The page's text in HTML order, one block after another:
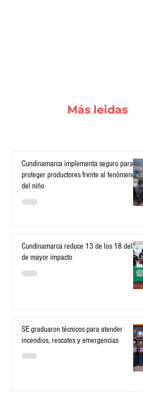
Más leidas
Cundinamarca implementa seguro para
proteger productores frente al fenómeno
del niño
Cundinamarca reduce 13 de los 18 delitos
de mayor impacto
SE graduaron técnicos para atender
incendios, rescates y emergencias